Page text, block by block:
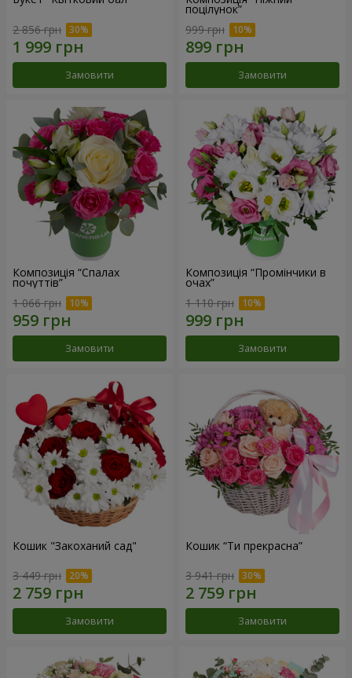
2 856 грн
Замовити
поцілунок”
999 грн
Замовити
Композиція “Спалах
почуттів”
1 066 грн
Замовити
Композиція “Промінчики в
очах”
1 110 грн
Замовити
Кошик "Закоханий сад"
3 449 грн
Замовити
Кошик “Ти прекрасна”
3 941 грн
Замовити